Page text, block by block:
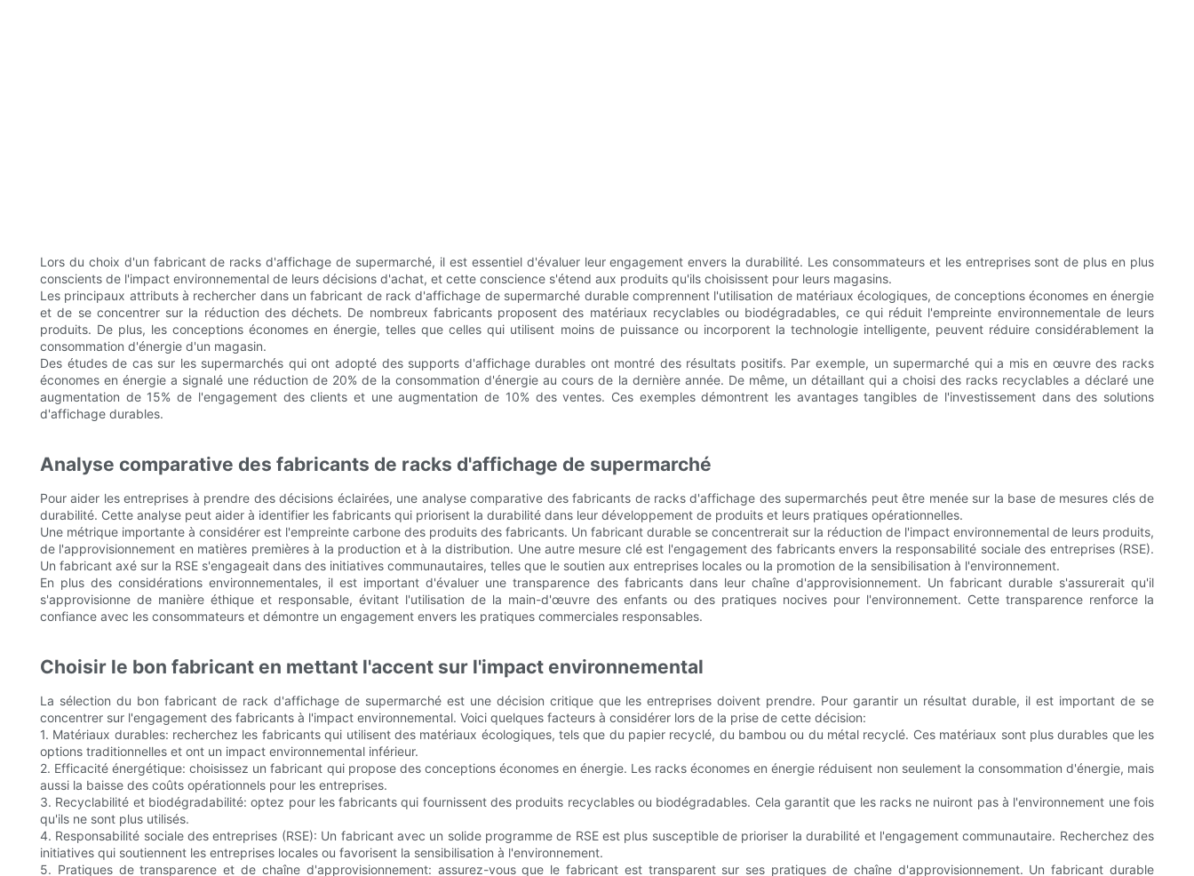
Lors du choix d'un fabricant de racks d'affichage de supermarché, il est essentiel d'évaluer leur engagement envers la durabilité. Les consommateurs et les entreprises sont de plus en plus
conscients de l'impact environnemental de leurs décisions d'achat, et cette conscience s'étend aux produits qu'ils choisissent pour leurs magasins.
Les principaux attributs à rechercher dans un fabricant de rack d'affichage de supermarché durable comprennent l'utilisation de matériaux écologiques, de conceptions économes en énergie
et de se concentrer sur la réduction des déchets. De nombreux fabricants proposent des matériaux recyclables ou biodégradables, ce qui réduit l'empreinte environnementale de leurs
produits. De plus, les conceptions économes en énergie, telles que celles qui utilisent moins de puissance ou incorporent la technologie intelligente, peuvent réduire considérablement la
consommation d'énergie d'un magasin.
Des études de cas sur les supermarchés qui ont adopté des supports d'affichage durables ont montré des résultats positifs. Par exemple, un supermarché qui a mis en œuvre des racks
économes en énergie a signalé une réduction de 20% de la consommation d'énergie au cours de la dernière année. De même, un détaillant qui a choisi des racks recyclables a déclaré une
augmentation de 15% de l'engagement des clients et une augmentation de 10% des ventes. Ces exemples démontrent les avantages tangibles de l'investissement dans des solutions
d'affichage durables.
Analyse comparative des fabricants de racks d'affichage de supermarché
Pour aider les entreprises à prendre des décisions éclairées, une analyse comparative des fabricants de racks d'affichage des supermarchés peut être menée sur la base de mesures clés de
durabilité. Cette analyse peut aider à identifier les fabricants qui priorisent la durabilité dans leur développement de produits et leurs pratiques opérationnelles.
Une métrique importante à considérer est l'empreinte carbone des produits des fabricants. Un fabricant durable se concentrerait sur la réduction de l'impact environnemental de leurs produits,
de l'approvisionnement en matières premières à la production et à la distribution. Une autre mesure clé est l'engagement des fabricants envers la responsabilité sociale des entreprises (RSE).
Un fabricant axé sur la RSE s'engageait dans des initiatives communautaires, telles que le soutien aux entreprises locales ou la promotion de la sensibilisation à l'environnement.
En plus des considérations environnementales, il est important d'évaluer une transparence des fabricants dans leur chaîne d'approvisionnement. Un fabricant durable s'assurerait qu'il
s'approvisionne de manière éthique et responsable, évitant l'utilisation de la main-d'œuvre des enfants ou des pratiques nocives pour l'environnement. Cette transparence renforce la
confiance avec les consommateurs et démontre un engagement envers les pratiques commerciales responsables.
Choisir le bon fabricant en mettant l'accent sur l'impact environnemental
La sélection du bon fabricant de rack d'affichage de supermarché est une décision critique que les entreprises doivent prendre. Pour garantir un résultat durable, il est important de se
concentrer sur l'engagement des fabricants à l'impact environnemental. Voici quelques facteurs à considérer lors de la prise de cette décision:
1. Matériaux durables: recherchez les fabricants qui utilisent des matériaux écologiques, tels que du papier recyclé, du bambou ou du métal recyclé. Ces matériaux sont plus durables que les
options traditionnelles et ont un impact environnemental inférieur.
2. Efficacité énergétique: choisissez un fabricant qui propose des conceptions économes en énergie. Les racks économes en énergie réduisent non seulement la consommation d'énergie, mais
aussi la baisse des coûts opérationnels pour les entreprises.
3. Recyclabilité et biodégradabilité: optez pour les fabricants qui fournissent des produits recyclables ou biodégradables. Cela garantit que les racks ne nuiront pas à l'environnement une fois
qu'ils ne sont plus utilisés.
4. Responsabilité sociale des entreprises (RSE): Un fabricant avec un solide programme de RSE est plus susceptible de prioriser la durabilité et l'engagement communautaire. Recherchez des
initiatives qui soutiennent les entreprises locales ou favorisent la sensibilisation à l'environnement.
5. Pratiques de transparence et de chaîne d'approvisionnement: assurez-vous que le fabricant est transparent sur ses pratiques de chaîne d'approvisionnement. Un fabricant durable